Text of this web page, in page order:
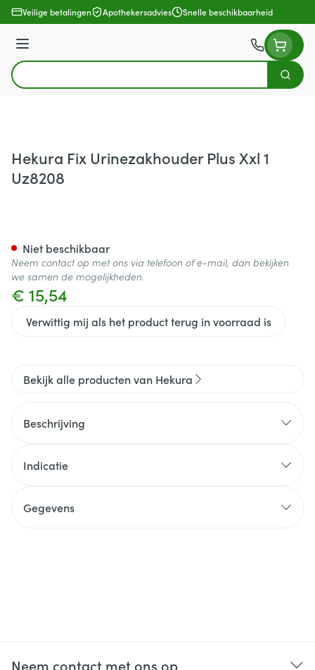
Ga naar de inhoud
Veilige betalingen Apothekersadvies Snelle beschikbaarheid
Menu
Product, merk, categorie...
Zoek
Hekura Fix Urinezakhouder Plus Xxl 1
Uz8208
€ 15,54
Verwittig mij als het product terug in voorraad is
Niet beschikbaar
Neem contact op met ons via telefoon of e-mail, dan bekijken
we samen de mogelijkheden.
Bekijk alle producten van Hekura
Beschrijving
Indicatie
Gegevens
Neem contact met ons op